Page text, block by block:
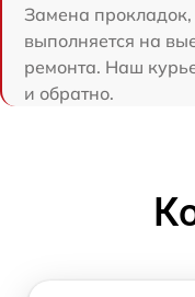
Замена
выполняется на
ремонта. Наш
и обратно.